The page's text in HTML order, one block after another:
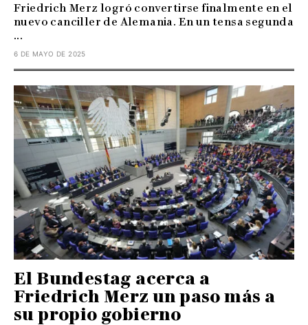
Friedrich Merz logró convertirse finalmente en el
nuevo canciller de Alemania. En un tensa segunda
...
6 DE MAYO DE 2025
El Bundestag acerca a
Friedrich Merz un paso más a
su propio gobierno